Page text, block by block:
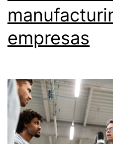
empresas